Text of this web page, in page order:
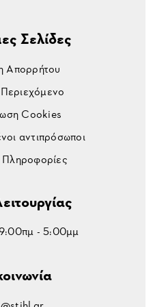
& ΣΙΑ ΕΕ
ΧΛΜ ΣΗΤΕΙΑΣ-ΙΕΡΑΠΕΤΡΑΣ
Σελίδες
Απορρήτου
Cookies
αντιπρόσωποι
- 5:00μμ